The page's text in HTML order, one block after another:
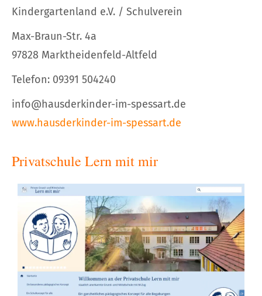
Kindergartenland e.V. / Schulverein
Max-Braun-Str. 4a
97828 Marktheidenfeld-Altfeld
Telefon: 09391 504240
info@hausderkinder-im-spessart.de
www.hausderkinder-im-spessart.de
Privatschule Lern mit mir